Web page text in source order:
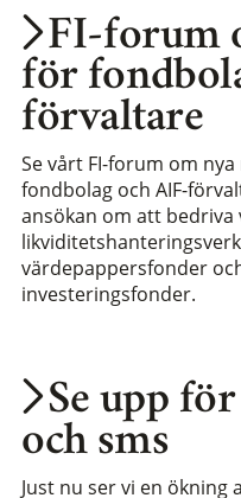
Se upp
och sms
Just nu ser vi en
FI-forum
för
förvaltare
Se vårt FI-forum om
fondbolag och AIF-
ansökan om att
värdepappersfonder
investeringsfonder.